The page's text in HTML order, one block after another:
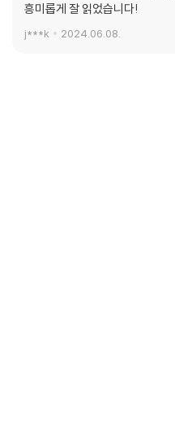
흥미롭게 잘 읽었습니다!
j***k 2024.06.08.